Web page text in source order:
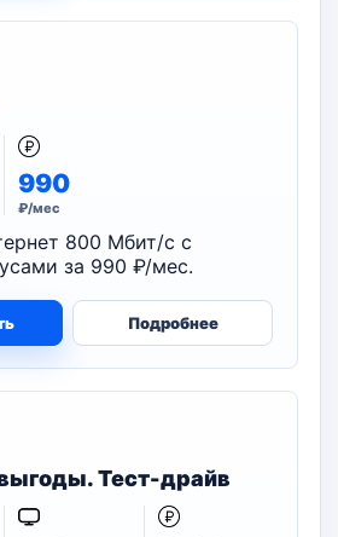
990
₽/мес
800 Мбит/с с
за 990 ₽/мес.
Подробнее
Тест-драйв